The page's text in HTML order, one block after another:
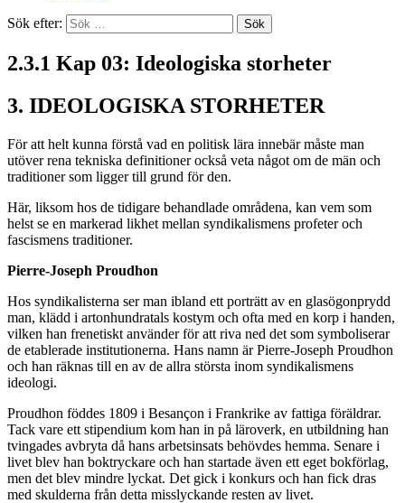
Sök efter:
2.3.1 Kap 03: Ideologiska storheter
3. IDEOLOGISKA STORHETER
För att helt kunna förstå vad en politisk lära innebär måste man
utöver rena tekniska definitioner också veta något om de män och
traditioner som ligger till grund för den.
Här, liksom hos de tidigare behandlade områdena, kan vem som
helst se en markerad likhet mellan syndikalismens profeter och
fascismens traditioner.
Pierre-Joseph Proudhon
Hos syndikalisterna ser man ibland ett porträtt av en glasögonprydd
man, klädd i artonhundratals kostym och ofta med en korp i handen,
vilken han frenetiskt använder för att riva ned det som symboliserar
de etablerade institutionerna. Hans namn är Pierre-Joseph Proudhon
och han räknas till en av de allra största inom syndikalismens
ideologi.
Proudhon föddes 1809 i Besançon i Frankrike av fattiga föräldrar.
Tack vare ett stipendium kom han in på läroverk, en utbildning han
tvingades avbryta då hans arbetsinsats behövdes hemma. Senare i
livet blev han boktryckare och han startade även ett eget bokförlag,
men det blev mindre lyckat. Det gick i konkurs och han fick dras
med skulderna från detta misslyckande resten av livet.